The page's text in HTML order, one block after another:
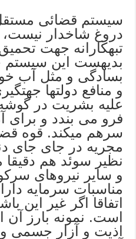
سیستم قضائی
دروغ شاخدار نیست،
تبهکارانه جهت
بدیهست این
بسادگی و مثل آب
و منافع دولتها
علیه بشریت در
فرو می بندد و برای
سرهم میکند. قوه
مجریه در جای جای
نظیر سوئد هم
و سایر نیروهای
مناسبات سرمایه
اتفاقا اگر غیر این
است. نمونه بارز آن
اذیت و آزار جسمی